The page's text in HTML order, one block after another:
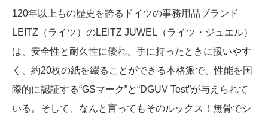
120年以上もの歴史を誇るドイツの事務用品ブランド
LEITZ（ライツ）のLEITZ JUWEL（ライツ・ジュエル）
は、安全性と耐久性に優れ、手に持ったときに扱いやす
く、約20枚の紙を綴ることができる本格派で、性能を国
際的に認証する“GSマーク”と“DGUV Test”が与えられて
いる。そして、なんと言ってもそのルックス！無骨でシ